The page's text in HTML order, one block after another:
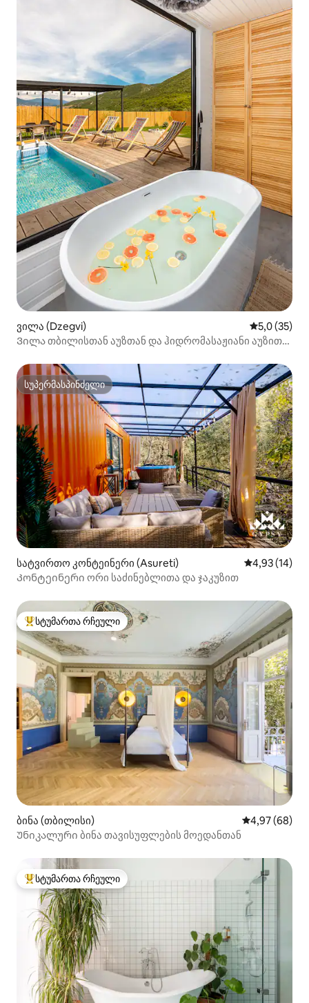
ვილა (Dzegvi) საშუალო
5,0 (35)
Ვილა თბილისთან აუზთან და ჰიდრომასაჟიანი აუზით-
სუპერმასპინძელი
სუპერმასპინძელი
სატვირთო კონტეინერი (Asureti) საშუალო
4,93 (14)
Კონტეინერი ორი საძინებლითა და ჯაკუზით
სტუმართა რჩეული მოწინავე ვარიანტი
სტუმართა რჩეული
ბინა (თბილისი) საშუალო
4,97 (68)
Უნიკალური ბინა თავისუფლების მოედანთან
სტუმართა რჩეული მოწინავე ვარიანტი
სტუმართა რჩეული